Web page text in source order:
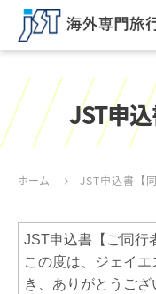
JST申込
ホーム JST申込書【